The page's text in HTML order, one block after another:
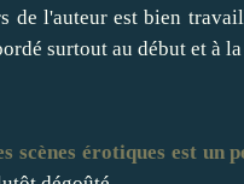
de l'auteur est bien
surtout au début et à
érotiques est un